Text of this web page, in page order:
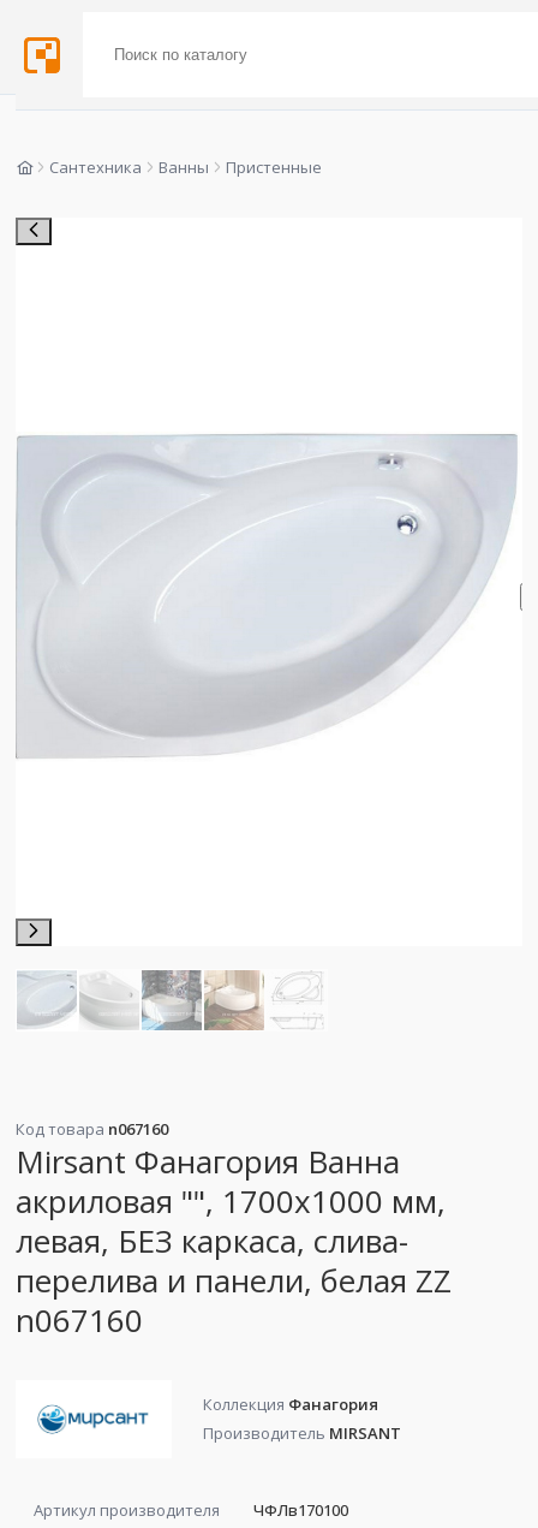
Сантехника Ванны Пристенные
Код товара n067160
Mirsant Фанагория Ванна
акриловая "", 1700х1000 мм,
левая, БЕЗ каркаса, слива-
перелива и панели, белая ZZ
n067160
Коллекция Фанагория
Производитель MIRSANT
Артикул производителя
ЧФЛв170100